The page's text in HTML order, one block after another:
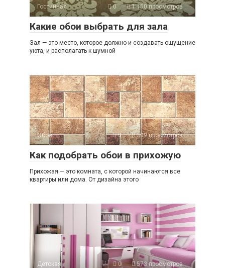
Гостинная 0 1 150 просмотров
Какие обои выбрать для зала
Зал — это место, которое должно и создавать ощущение
уюта, и располагать к шумной
Обои 0 309 просмотров
Как подобрать обои в прихожую
Прихожая — это комната, с которой начинаются все
квартиры или дома. От дизайна этого
Детская 0 573 просмотров